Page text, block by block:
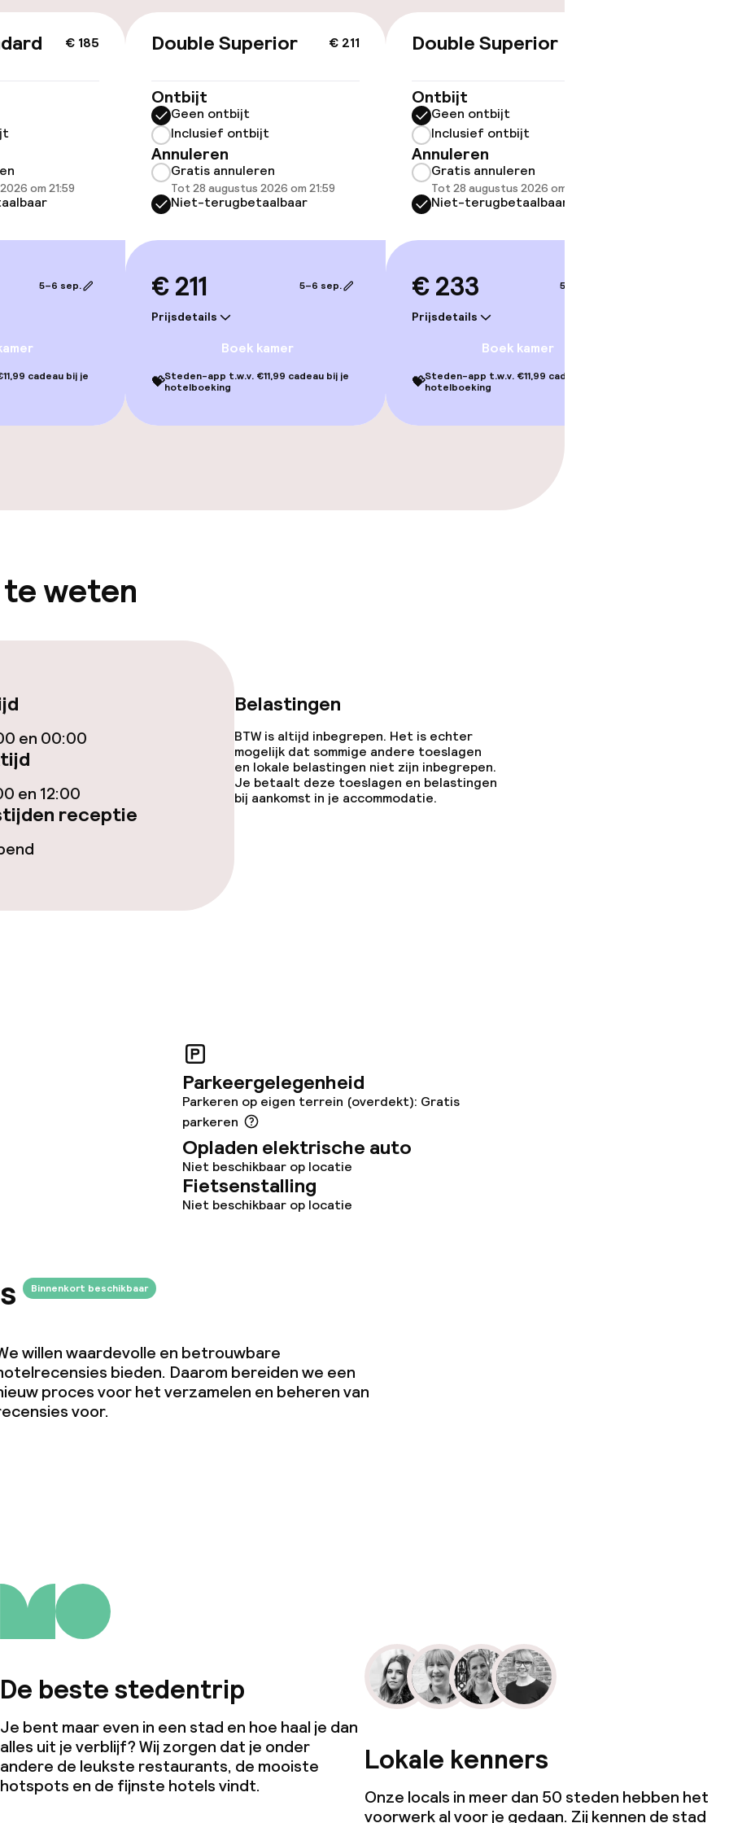
Parasols
Solarium
Fitnessruimte / gym
Terras
Zonneterras
€ 185
om 21:59
5–6 sep.
cadeau bij je
€ 211
Double Superior
Ontbijt
Geen ontbijt
Inclusief ontbijt
Annuleren
Gratis annuleren
Tot 28 augustus 2026 om 21:59
Niet-terugbetaalbaar
€ 211
Prijsdetails
5–6 sep.
Boek kamer
💝Steden-app t.w.v. €11,99 cadeau bij je
hotelboeking
Double Superior
Ontbijt
Geen ontbijt
Inclusief ontbijt
Annuleren
Gratis annuleren
Tot 28 augustus 2026 om 21:59
Niet-terugbetaalbaar
€ 233
Prijsdetails
5–6 sep.
Boek kamer
💝Steden-app t.w.v. €11,99 cadeau bij je
hotelboeking
te weten
en 00:00
en 12:00
receptie
Belastingen
BTW is altijd inbegrepen. Het is echter
mogelijk dat sommige andere toeslagen
en lokale belastingen niet zijn inbegrepen.
Je betaalt deze toeslagen en belastingen
bij aankomst in je accommodatie.
Parkeergelegenheid
Parkeren op eigen terrein (overdekt): Gratis
parkeren
Opladen elektrische auto
Niet beschikbaar op locatie
Fietsenstalling
Niet beschikbaar op locatie
Binnenkort beschikbaar
willen waardevolle en betrouwbare
bieden. Daarom bereiden we een
proces voor het verzamelen en beheren van
voor.
De beste stedentrip
Je bent maar even in een stad en hoe haal je dan
alles uit je verblijf? Wij zorgen dat je onder
andere de leukste restaurants, de mooiste
hotspots en de fijnste hotels vindt.
Lokale kenners
Onze locals in meer dan 50 steden hebben het
voorwerk al voor je gedaan. Zij kennen de stad